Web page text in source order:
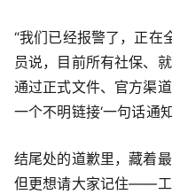
“我们已经报警了，正在
员说，目前所有社保、
通过正式文件、官方渠
一个不明链接‘一句话通知
结尾处的道歉里，藏着
但更想请大家记住——工